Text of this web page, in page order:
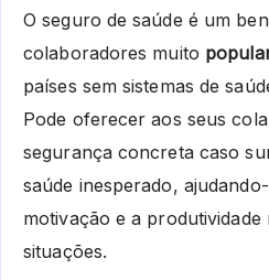
O seguro de saúde é um
colaboradores muito
países sem sistemas de
Pode oferecer aos seus
segurança concreta caso
saúde inesperado,
motivação e a produtividade
situações.